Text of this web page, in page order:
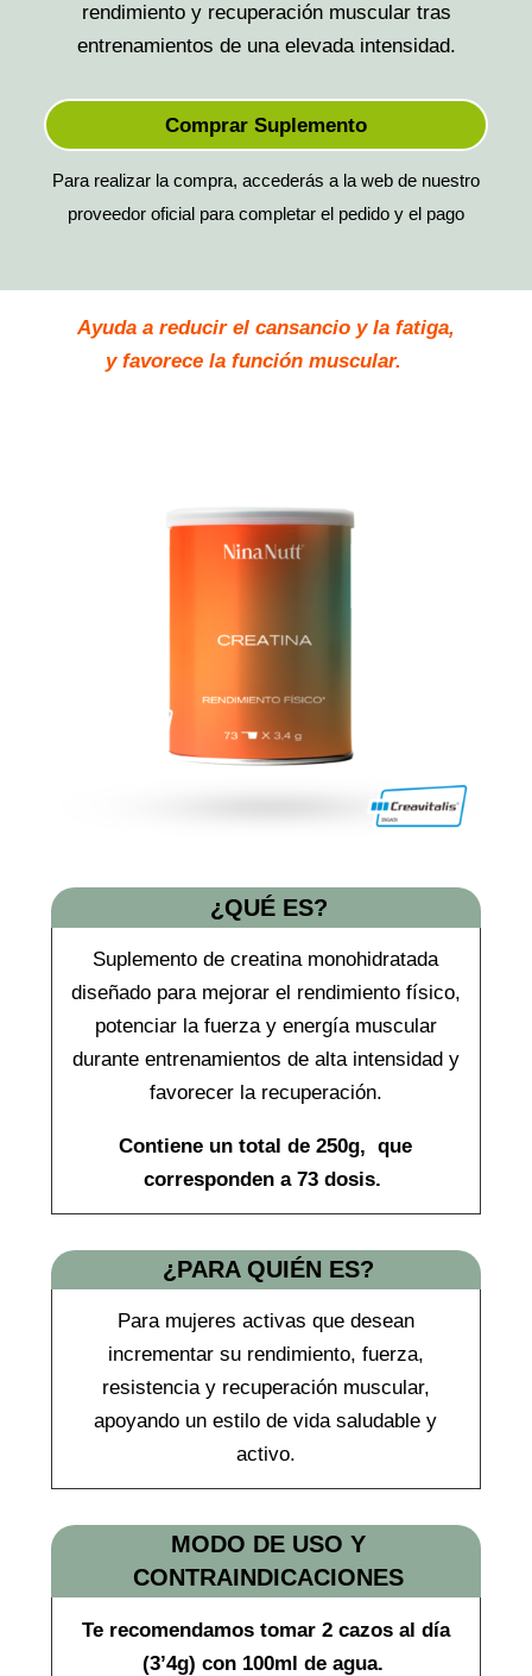
rendimiento y recuperación muscular tras
entrenamientos de una elevada intensidad.
Comprar Suplemento
Para realizar la compra, accederás a la web de nuestro
proveedor oficial para completar el pedido y el pago
Ayuda a reducir el cansancio y la fatiga,
y favorece la función muscular.
¿QUÉ ES?
Suplemento de creatina monohidratada
diseñado para mejorar el rendimiento físico,
potenciar la fuerza y energía muscular
durante entrenamientos de alta intensidad y
favorecer la recuperación.
Contiene un total de 250g, que
corresponden a 73 dosis.
¿PARA QUIÉN ES?
Para mujeres activas que desean
incrementar su rendimiento, fuerza,
resistencia y recuperación muscular,
apoyando un estilo de vida saludable y
activo.
MODO DE USO Y
CONTRAINDICACIONES
Te recomendamos tomar 2 cazos al día
(3’4g) con 100ml de agua.